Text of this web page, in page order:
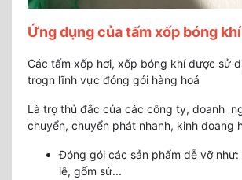
Ứng dụng của tấm xốp bóng khí
Các tấm xốp hơi, xốp bóng khí được sử
trogn lĩnh vực đóng gói hàng hoá
Là trợ thủ đắc của các công ty, doanh
chuyển, chuyển phát nhanh, kinh doang
Đóng gói các sản phẩm dễ vỡ như:
lê, gốm sứ...